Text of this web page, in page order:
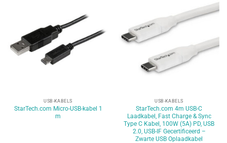
USB-KABELS
StarTech.com Micro-USB-kabel 1
m
USB-KABELS
StarTech.com 4m USB-C
Laadkabel, Fast Charge & Sync
Type C Kabel, 100W (5A) PD, USB
2.0, USB-IF Gecertificeerd –
Zwarte USB Oplaadkabel